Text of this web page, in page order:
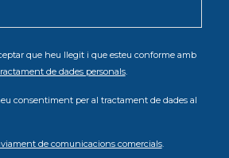
que heu llegit i que esteu conforme amb
de dades personals.
consentiment per al tractament de dades al
de comunicacions comercials.